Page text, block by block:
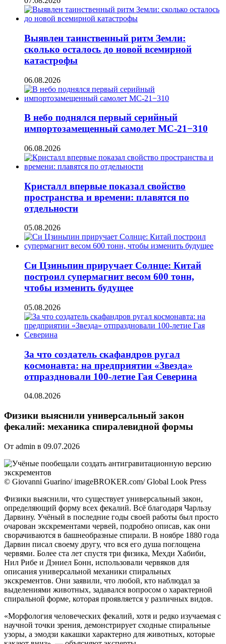
Выявлен таинственный ритм Земли:
сколько осталось до новой всемирной
катастрофы
06.08.2026
В небо поднялся первый серийный
импортозамещенный самолет МС-21−310
06.08.2026
Кристалл впервые показал свойство
пространства и времени: плавятся по
отдельности
05.08.2026
Си Цзиньпин приручает Солнце: Китай
построил супермагнит весом 600 тонн,
чтобы изменить будущее
05.08.2026
За что создатель скафандров ругал
космонавта: на предприятии «Звезда»
отпраздновали 100-летие Гая Северина
04.08.2026
Физики выяснили универсальный закон
фекалий: механика спиралевидной формы
От admin в 09.07.2026
© Giovanni Guarino/ imageBROKER.com/ Global Look Press
Физики выяснили, что существует универсальный закон,
определяющий форму всех фекалий. Всё благодаря Чарльзу
Дарвину. Учёный в последние годы своей работы был просто
очарован экскрементами червей, подробно описав, как они
сворачиваются в башнеобразные спирали. В ноябре 1880 года
Дарвин писал своему другу, что вся его душа поглощена
червями. Более ста лет спустя три физика, Мехди Хабиби,
Нил Рибе и Дэниел Бонн, использовали червяков для
описания универсальной механики спиральных
экскрементов. Они заявили, что любой, кто наблюдал за
выделениями животных, задавался вопросом о характерной
спиральной форме, которая проявляется у различных видов.
«Морфология человеческих фекалий, хотя и редко изучаемая с
научной точки зрения, демонстрирует сходные спиральные
узоры, а эмодзи какашки характерно для животных, которые